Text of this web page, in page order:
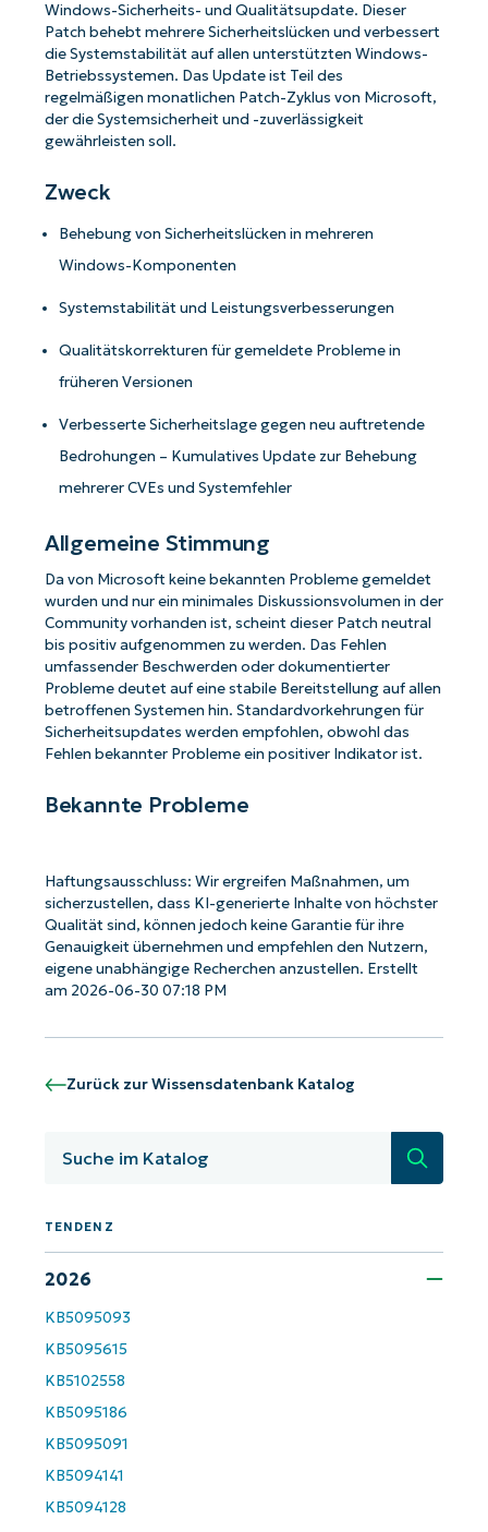
Windows-Sicherheits- und Qualitätsupdate. Dieser
Patch behebt mehrere Sicherheitslücken und verbessert
die Systemstabilität auf allen unterstützten Windows-
Betriebssystemen. Das Update ist Teil des
regelmäßigen monatlichen Patch-Zyklus von Microsoft,
der die Systemsicherheit und -zuverlässigkeit
gewährleisten soll.
Zweck
Behebung von Sicherheitslücken in mehreren
Windows-Komponenten
Systemstabilität und Leistungsverbesserungen
Qualitätskorrekturen für gemeldete Probleme in
früheren Versionen
Verbesserte Sicherheitslage gegen neu auftretende
Bedrohungen – Kumulatives Update zur Behebung
mehrerer CVEs und Systemfehler
Allgemeine Stimmung
Da von Microsoft keine bekannten Probleme gemeldet
wurden und nur ein minimales Diskussionsvolumen in der
Community vorhanden ist, scheint dieser Patch neutral
bis positiv aufgenommen zu werden. Das Fehlen
umfassender Beschwerden oder dokumentierter
Probleme deutet auf eine stabile Bereitstellung auf allen
betroffenen Systemen hin. Standardvorkehrungen für
Sicherheitsupdates werden empfohlen, obwohl das
Fehlen bekannter Probleme ein positiver Indikator ist.
Bekannte Probleme
Haftungsausschluss: Wir ergreifen Maßnahmen, um
sicherzustellen, dass KI-generierte Inhalte von höchster
Qualität sind, können jedoch keine Garantie für ihre
Genauigkeit übernehmen und empfehlen den Nutzern,
eigene unabhängige Recherchen anzustellen. Erstellt
am 2026-06-30 07:18 PM
Zurück zur Wissensdatenbank Katalog
Suche
TENDENZ
2026
KB5095093
KB5095615
KB5102558
KB5095186
KB5095091
KB5094141
KB5094128
Starten Sie mit NinjaOne AI-gesteuerten
First
and
last
Business